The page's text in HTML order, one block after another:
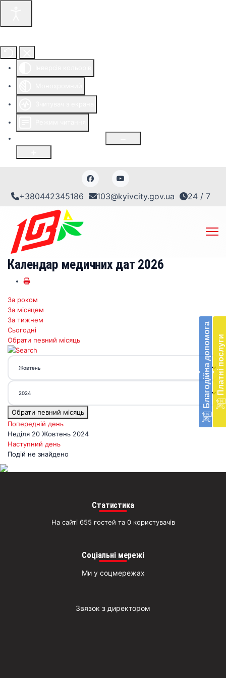
+380442345186 103@kyivcity.gov.ua 24 / 7
‹ Благодійна допомогав
‹ Платні послуги
Календар медичних дат 2026
За роком
За місяцем
За тижнем
Сьогодні
Обрати певний місяць
Обрати певний місяць
Попередній день
Неділя 20 Жовтень 2024
Наступний день
Подій не знайдено
Статистика
На сайті 655 гостей та 0 користувачів
Соціальні мережі
Ми у соцмережах
Звязок з директором